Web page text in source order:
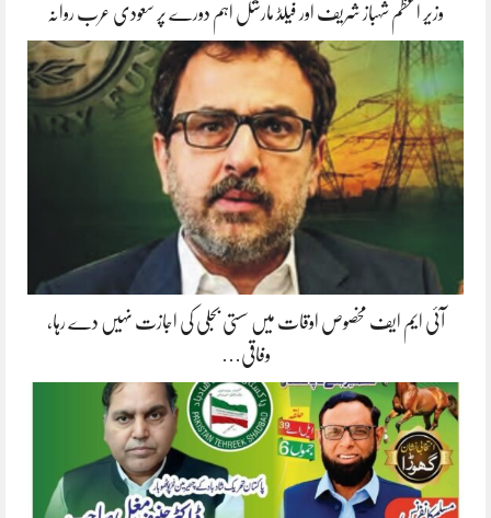
وزیر اعظم شہباز شریف اور فیلڈ مارشل اہم دورے پر سعودی عرب روانہ
آئی ایم ایف مخصوص اوقات میں سستی بجلی کی اجازت نہیں دے رہا،
وفاقی…